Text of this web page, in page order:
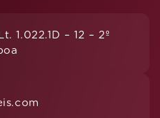
1.022.1D – 12 – 2º